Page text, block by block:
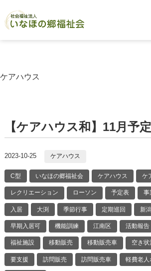
ケアハウス
【ケアハウス和】11月予
2023-10-25 ケアハウス
C型 いなほの郷福祉会 ケアハウス ケ
レクリエーション ローソン 予定表 事
入居 大渕 季節行事 定期巡回 新
早期入居可 機能訓練 江南区 活動報告
福祉施設 移動販売 移動販売車 空き状
要支援 訪問販売 訪問販売車 軽費老人